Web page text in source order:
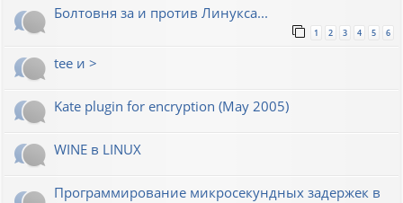
Болтовня за и против Линукса...
1 2 3 4 5 6
tee и >
Kate plugin for encryption (May 2005)
WINE в LINUX
Программирование микросекундных задержек в